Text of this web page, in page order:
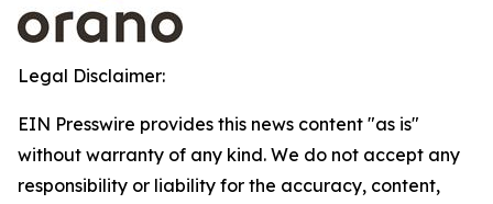
Legal Disclaimer:
EIN Presswire provides this news content "as is"
without warranty of any kind. We do not accept any
responsibility or liability for the accuracy, content,